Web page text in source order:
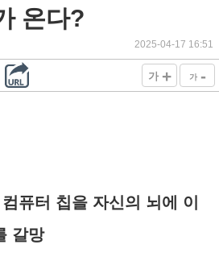
온다?
2025-04-17 16:51
가 + 가 -
퓨터 칩을 자신의 뇌에 이
갈망